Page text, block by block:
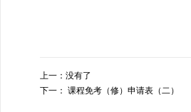
上一： 没有了
下一： 课程免考（修）申请表（二）